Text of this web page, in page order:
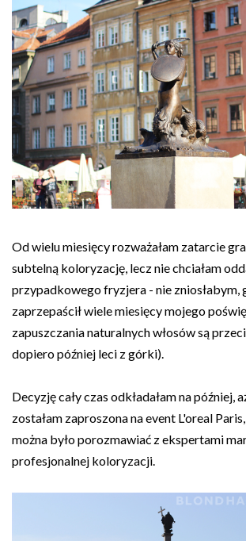
Od wielu miesięcy rozważałam zatarcie
subtelną koloryzację, lecz nie chciałam
przypadkowego fryzjera - nie zniosłabym,
zaprzepaścił wiele miesięcy mojego
zapuszczania naturalnych włosów są
dopiero później leci z górki).
Decyzję cały czas odkładałam na później,
zostałam zaproszona na event L'oreal
można było porozmawiać z ekspertami
profesjonalnej koloryzacji.